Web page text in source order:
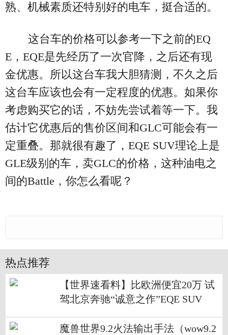
熟、机械素质还特别好的电车，挺合适的。
这台车的价格可以参考一下之前的EQ
E，EQE是先经历了一次官降，之后还有现
金优惠。所以这台车我大胆猜测，不久之后
这台车应该也会有一定程度的优惠。如果你
考虑购买它的话，不妨先尝试着等一下。我
估计它优惠后的售价区间和GLC可能会有一
定重叠。那就很有趣了，EQE SUV理论上是
GLE级别的车，卖GLC的价格，这种油电之
间的Battle，你怎么看呢？
热点推荐
【世界速看料】比欧洲便宜20万 试
驾北京奔驰“诚意之作”EQE SUV
魔兽世界9.2火法输出手法（wow9.2